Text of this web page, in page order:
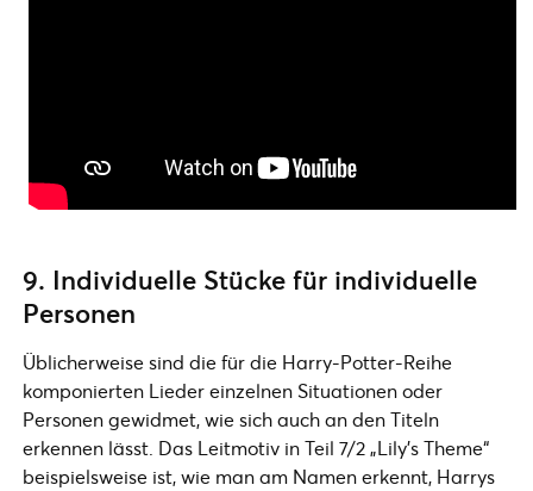
9. Individuelle Stücke für individuelle
Personen
Üblicherweise sind die für die Harry-Potter-Reihe
komponierten Lieder einzelnen Situationen oder
Personen gewidmet, wie sich auch an den Titeln
erkennen lässt. Das Leitmotiv in Teil 7/2 „Lily’s Theme“
beispielsweise ist, wie man am Namen erkennt, Harrys